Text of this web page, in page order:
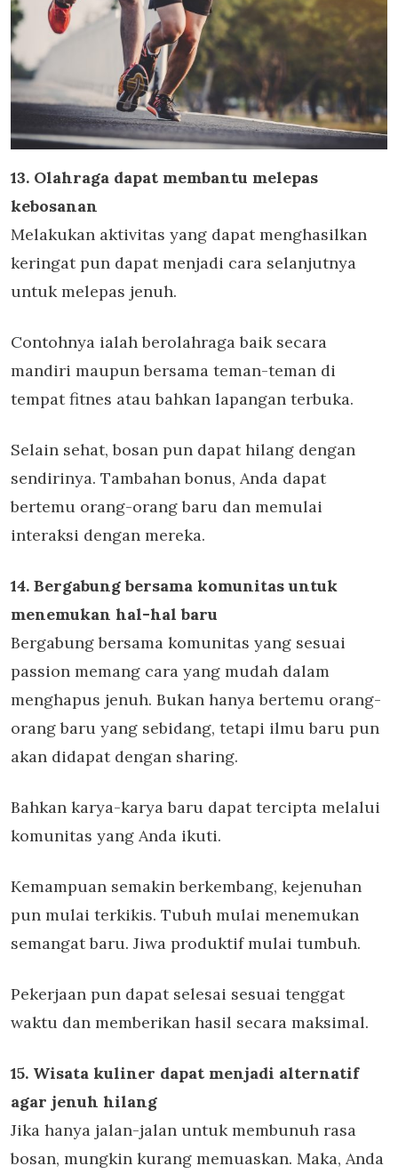
13. Olahraga dapat membantu melepas
kebosanan
Melakukan aktivitas yang dapat menghasilkan
keringat pun dapat menjadi cara selanjutnya
untuk melepas jenuh.
Contohnya ialah berolahraga baik secara
mandiri maupun bersama teman-teman di
tempat fitnes atau bahkan lapangan terbuka.
Selain sehat, bosan pun dapat hilang dengan
sendirinya. Tambahan bonus, Anda dapat
bertemu orang-orang baru dan memulai
interaksi dengan mereka.
14. Bergabung bersama komunitas untuk
menemukan hal-hal baru
Bergabung bersama komunitas yang sesuai
passion memang cara yang mudah dalam
menghapus jenuh. Bukan hanya bertemu orang-
orang baru yang sebidang, tetapi ilmu baru pun
akan didapat dengan sharing.
Bahkan karya-karya baru dapat tercipta melalui
komunitas yang Anda ikuti.
Kemampuan semakin berkembang, kejenuhan
pun mulai terkikis. Tubuh mulai menemukan
semangat baru. Jiwa produktif mulai tumbuh.
Pekerjaan pun dapat selesai sesuai tenggat
waktu dan memberikan hasil secara maksimal.
15. Wisata kuliner dapat menjadi alternatif
agar jenuh hilang
Jika hanya jalan-jalan untuk membunuh rasa
bosan, mungkin kurang memuaskan. Maka, Anda